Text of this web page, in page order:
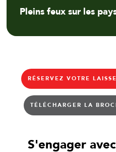
Pleins feux sur les
RÉSERVEZ VOTRE
TÉLÉCHARGER LA
S'engager